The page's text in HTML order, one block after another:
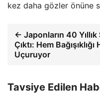
kez daha gözler önüne
← Japonların 40 Yıllık
Çıktı: Hem Bağışıklığı
Uçuruyor
Tavsiye Edilen